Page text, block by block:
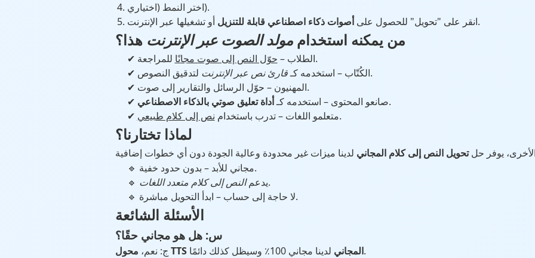
اختر النمط (اختياري).
انقر على "تحويل" للحصول علىأصوات ذكاء اصطناعي قابلة للتنزيل أو تشغيلها عبر الإنترنت.
من يمكنه استخداممولد الصوت عبر الإنترنت هذا؟
✔ الطلاب – حوّل النص إلى صوت مجانًا
للمراجعة.
✔ الكُتّاب – استخدمه كـقارئ نص عبر الإنترنت
لتدقيق النصوص.
✔ المهنيون – حوّل الرسائل والتقارير إلى صوت.
✔ صانعو المحتوى – استخدمه كـأداة تعليق صوتي بالذكاء الاصطناعي
.
✔ متعلمو اللغات – تدرب باستخدام نص إلى كلام طبيعي .
لماذا تختارنا؟
يوفر حلتحويل النص إلى كلام المجاني
🔹 مجاني للأبد – بدون حدود خفية.
🔹 يدعمالنص إلى كلام متعدد اللغات
.
🔹 لا حاجة إلى حساب – ابدأ التحويل مباشرة.
الأسئلة الشائعة
س: هل هو مجاني حقًا؟
ج: نعم، محول TTS المجانيلدينا مجاني 100٪ وسيظل كذلك دائمًا.